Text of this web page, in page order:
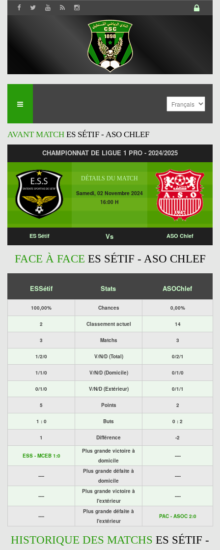
AVANT MATCH ES SÉTIF - ASO CHLEF
CHAMPIONNAT DE LIGUE 1 PRO - 2024/2025
DÉTAILS DU MATCH
Samedi, 02 Novembre 2024
16:00 H
ES Sétif Vs ASO Chlef
FACE À FACE ES SÉTIF - ASO CHLEF
ESSétif Stats ASOChlef
100,00% Chances 0,00%
2 Classement actuel 14
3 Matchs 3
1/2/0 V/N/D (Total) 0/2/1
1/1/0 V/N/D (Domicile) 0/1/0
0/1/0 V/N/D (Extérieur) 0/1/1
5 Points 2
1 : 0 Buts 0 : 2
1 Différence -2
ESS - MCEB 1:0
Plus grande victoire à
domicile
----
----
Plus grande défaite à
domicile
----
----
Plus grande victoire à
l'extérieur
----
----
Plus grande défaite à
l'extérieur
PAC - ASOC 2:0
HISTORIQUE DES MATCHS ES SÉTIF -